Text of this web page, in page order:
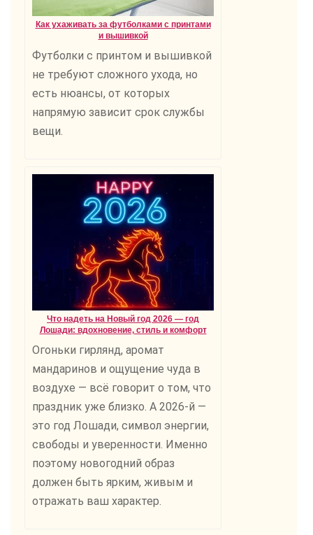
Как ухаживать за футболками с принтами
и вышивкой
Футболки с принтом и вышивкой
не требуют сложного ухода, но
есть нюансы, от которых
напрямую зависит срок службы
вещи.
Что надеть на Новый год 2026 — год
Лошади: вдохновение, стиль и комфорт
Огоньки гирлянд, аромат
мандаринов и ощущение чуда в
воздухе — всё говорит о том, что
праздник уже близко. А 2026-й —
это год Лошади, символ энергии,
свободы и уверенности. Именно
поэтому новогодний образ
должен быть ярким, живым и
отражать ваш характер.